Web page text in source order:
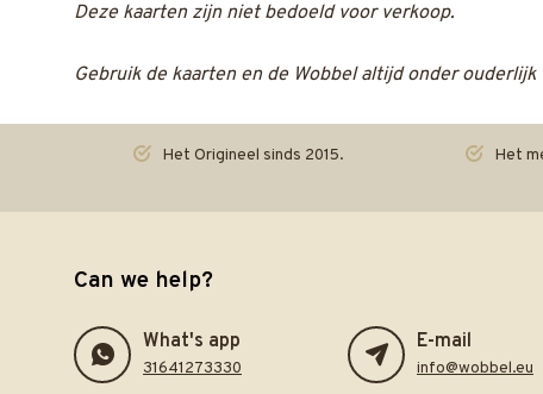
Deze kaarten zijn niet bedoeld voor verkoop.
Gebruik de kaarten en de Wobbel altijd onder
Het Origineel sinds 2015.
Het
Can we help?
What's app
31641273330
E-mail
info@wobbel.eu